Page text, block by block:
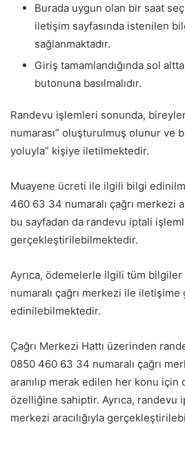
Burada uygun olan bir saat
iletişim sayfasında istenilen
sağlanmaktadır.
Giriş tamamlandığında sol
butonuna basılmalıdır.
Randevu işlemleri sonunda,
numarası” oluşturulmuş olunur ve
yoluyla” kişiye iletilmektedir.
Muayene ücreti ile ilgili bilgi
460 63 34 numaralı çağrı merkezi
bu sayfadan da randevu iptali
gerçekleştirilebilmektedir.
Ayrıca, ödemelerle ilgili tüm
numaralı çağrı merkezi ile
edinilebilmektedir.
Çağrı Merkezi Hattı üzerinden
0850 460 63 34 numaralı çağrı
aranılıp merak edilen her konu için
özelliğine sahiptir. Ayrıca, randevu
merkezi aracılığıyla